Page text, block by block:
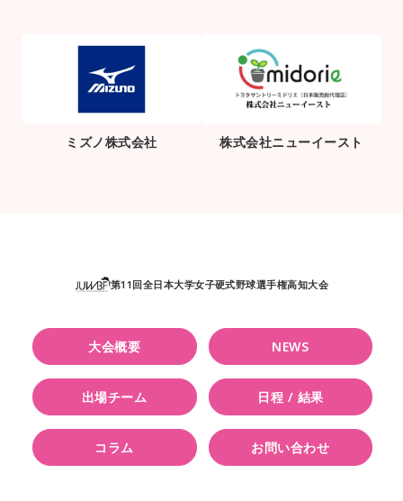
ミズノ株式会社 株式会社ニューイースト
第11回全日本大学女子硬式野球選手権高知大会
大会概要 NEWS
出場チーム 日程 / 結果
コラム お問い合わせ